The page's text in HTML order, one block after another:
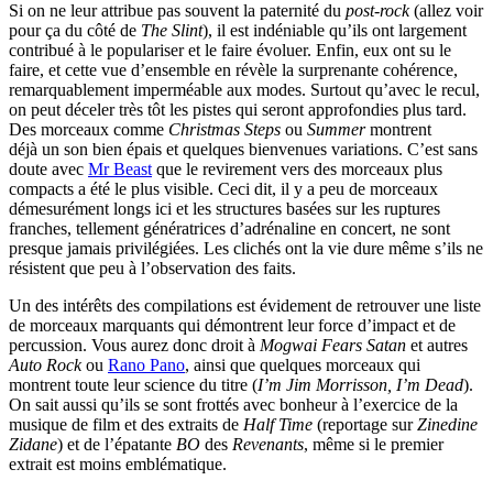
Si on ne leur attribue pas souvent la paternité du post-rock(allez voir
pour ça du côté de The Slint), il est indéniable qu’ils ont largement
contribué à le populariser et le faire évoluer. Enfin, eux ont su le
faire, et cette vue d’ensemble en révèle la surprenante cohérence,
remarquablement imperméable aux modes. Surtout qu’avec le recul,
on peut déceler très tôt les pistes qui seront approfondies plus tard.
Des morceaux comme Christmas Steps ou Summermontrent
déjà un son bien épais et quelques bienvenues variations. C’est sans
doute avec Mr Beast que le revirement vers des morceaux plus
compacts a été le plus visible. Ceci dit, il y a peu de morceaux
démesurément longs ici et les structures basées sur les ruptures
franches, tellement génératrices d’adrénaline en concert, ne sont
presque jamais privilégiées. Les clichés ont la vie dure même s’ils ne
résistent que peu à l’observation des faits.
Un des intérêts des compilations est évidement de retrouver une liste
de morceaux marquants qui démontrent leur force d’impact et de
percussion. Vous aurez donc droit à Mogwai Fears Satan et autres
Auto Rockou Rano Pano, ainsi que quelques morceaux qui
montrent toute leur science du titre (I’m Jim Morrisson, I’m Dead).
On sait aussi qu’ils se sont frottés avec bonheur à l’exercice de la
musique de film et des extraits de Half Time (reportage surZinedine
Zidane) et de l’épatante BO des Revenants, même si le premier
extrait est moins emblématique.